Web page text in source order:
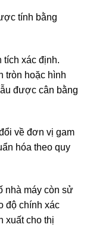
tính bằng
tích xác định.
tròn hoặc hình
được cân bằng
về đơn vị gam
hóa theo quy
nhà máy còn sử
độ chính xác
xuất cho thị